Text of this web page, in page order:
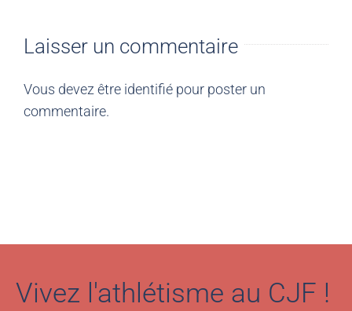
Laisser un commentaire
Vous devez être identifié pour poster un
commentaire.
Vivez l'athlétisme au CJF !